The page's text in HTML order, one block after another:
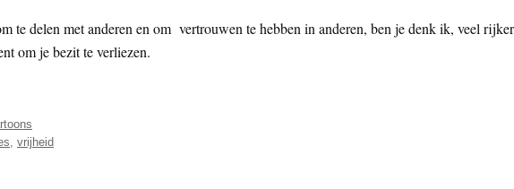
te delen met anderen en om vertrouwen te hebben in anderen, ben je denk ik, veel
om je bezit te verliezen.
, vrijheid